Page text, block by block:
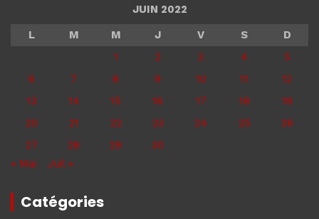
JUIN 2022
L
M M J V S
D
1
2 3 4
5
6
7 8 9 10 11
12
13
14 15 16 17 18
19
20
21 22 23 24 25
26
27
28 29
30
« Mai
Juil »
Catégories